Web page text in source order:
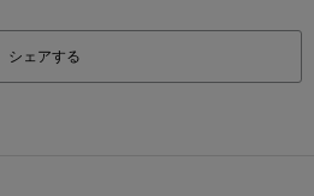
シェアする